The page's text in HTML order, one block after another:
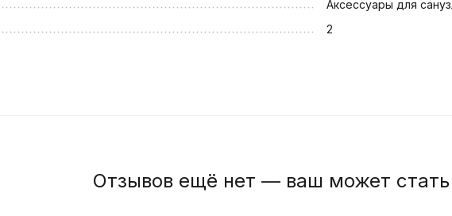
Аксессуары для
2
Отзывов ещё нет — ваш может